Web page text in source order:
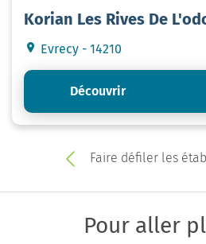
Korian Les Rives De
Evrecy - 14210
Découvrir
Faire défiler les
Pour aller